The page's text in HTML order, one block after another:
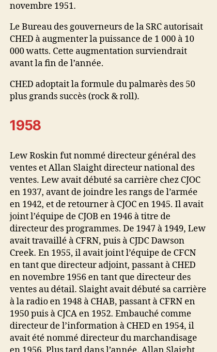
novembre 1951.
Le Bureau des gouverneurs de la SRC autorisait
CHED à augmenter la puissance de 1 000 à 10
000 watts. Cette augmentation surviendrait
avant la fin de l’année.
CHED adoptait la formule du palmarès des 50
plus grands succès (rock & roll).
1958
Lew Roskin fut nommé directeur général des
ventes et Allan Slaight directeur national des
ventes. Lew avait débuté sa carrière chez CJOC
en 1937, avant de joindre les rangs de l’armée
en 1942, et de retourner à CJOC en 1945. Il avait
joint l’équipe de CJOB en 1946 à titre de
directeur des programmes. De 1947 à 1949, Lew
avait travaillé à CFRN, puis à CJDC Dawson
Creek. En 1955, il avait joint l’équipe de CFCN
en tant que directeur adjoint, passant à CHED
en novembre 1956 en tant que directeur des
ventes au détail. Slaight avait débuté sa carrière
à la radio en 1948 à CHAB, passant à CFRN en
1950 puis à CJCA en 1952. Embauché comme
directeur de l’information à CHED en 1954, il
avait été nommé directeur du marchandisage